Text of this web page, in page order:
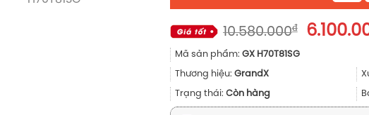
10.580.000₫
Giá
Mã sản phẩm: GX H70T81SG
Thương hiệu: GrandX
Trạng thái: Còn hàng